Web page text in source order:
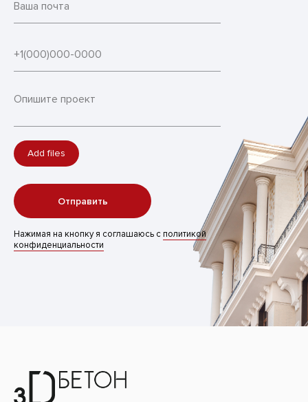
Add files
Отправить
Нажимая на кнопку я соглашаюсь сполитикой
конфиденциальности